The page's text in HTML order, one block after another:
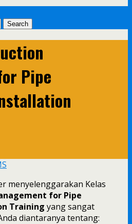
Pipe
menyelenggarakan Kelas
for Pipe
Training yang sangat
diantaranya tentang: